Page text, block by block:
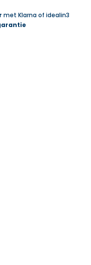
met Klarna of idealin3